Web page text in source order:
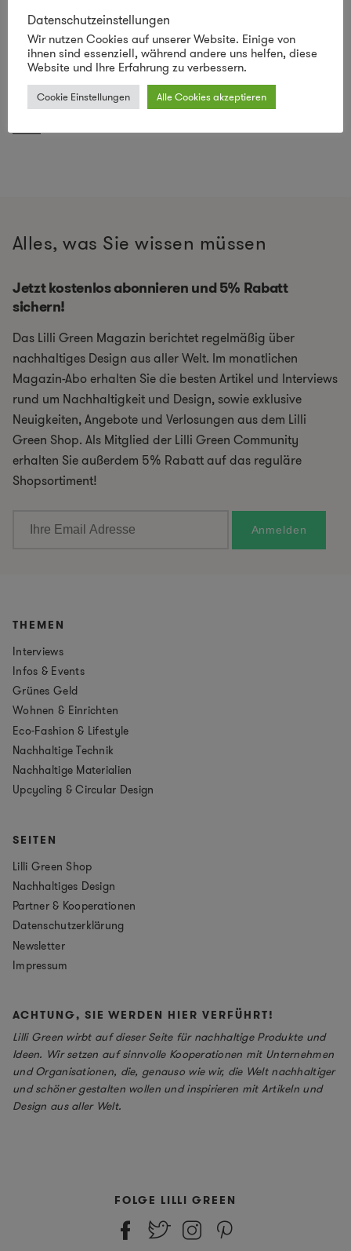
ADREAM Teil 4 – Die Synarchitects planen
umweltfreundliches Hausboot
Kommen wir zum letzten Nachschlag des ADREAM
Festmahls. Einen Gewinner möchte ich euch noch
vorstellen, ein Beitrag, der mich erst auf den zweiten
Alles, was Sie wissen müssen
Jetzt kostenlos abonnieren und 5% Rabatt
sichern!
Das Lilli Green Magazin berichtet regelmäßig über
nachhaltiges Design aus aller Welt. Im monatlichen
Magazin-Abo erhalten Sie die besten Artikel und Interviews
rund um Nachhaltigkeit und Design, sowie exklusive
Neuigkeiten, Angebote und Verlosungen aus dem Lilli
Green Shop. Als Mitglied der Lilli Green Community
erhalten Sie außerdem 5% Rabatt auf das reguläre
Shopsortiment!
THEMEN
Interviews
Infos & Events
Grünes Geld
Wohnen & Einrichten
Eco-Fashion & Lifestyle
Nachhaltige Technik
Nachhaltige Materialien
Upcycling & Circular Design
SEITEN
Lilli Green Shop
Nachhaltiges Design
Partner & Kooperationen
Datenschutzerklärung
Newsletter
Impressum
ACHTUNG, SIE WERDEN HIER VERFÜHRT!
Lilli Green wirbt auf dieser Seite für nachhaltige Produkte und
Ideen. Wir setzen auf sinnvolle Kooperationen mit Unternehmen
und Organisationen, die, genauso wie wir, die Welt nachhaltiger
und schöner gestalten wollen und inspirieren mit Artikeln und
Design aus aller Welt.
FOLGE LILLI GREEN
Datenschutzeinstellungen
Wir nutzen Cookies auf unserer Website. Einige von
ihnen sind essenziell, während andere uns helfen, diese
Website und Ihre Erfahrung zu verbessern.
Cookie Einstellungen Alle Cookies akzeptieren